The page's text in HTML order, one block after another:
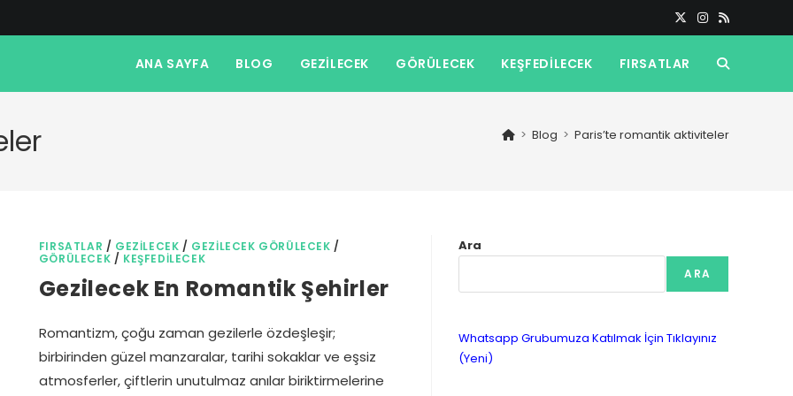
ANA SAYFA BLOG GEZILECEK GÖRÜLECEK KEŞFEDILECEK FIRSATLAR TOGGLE
> Blog > Paris’te romantik aktiviteler
FIRSATLAR / GEZILECEK / GEZILECEK GÖRÜLECEK /
GÖRÜLECEK / KEŞFEDILECEK
Gezilecek En Romantik Şehirler
Romantizm, çoğu zaman gezilerle özdeşleşir;
birbirinden güzel manzaralar, tarihi sokaklar ve eşsiz
atmosferler, çiftlerin unutulmaz anılar biriktirmelerine
Ara
ARA
Whatsapp Grubumuza Katılmak İçin Tıklayınız
(Yeni)